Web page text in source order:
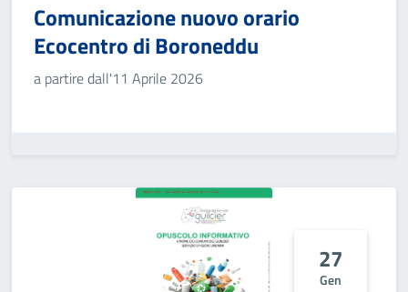
Comunicazione nuovo orario
Ecocentro di Boroneddu
a partire dall'11 Aprile 2026
27
Gen